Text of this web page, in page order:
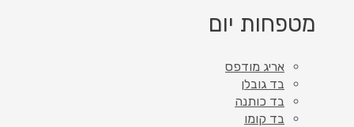
מטפחות יום
אריג מודפס
בד גובלן
בד כותנה
בד קומו